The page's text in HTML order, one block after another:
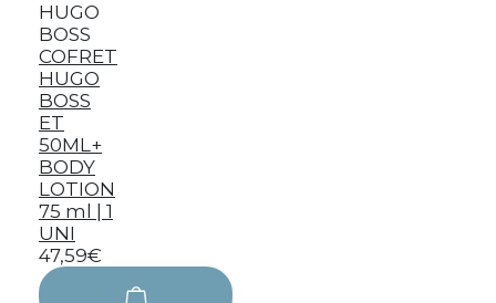
HUGO
BOSS
COFRET
HUGO
BOSS
ET
50ML+
BODY
LOTION
75 ml | 1
UNI
47,59€